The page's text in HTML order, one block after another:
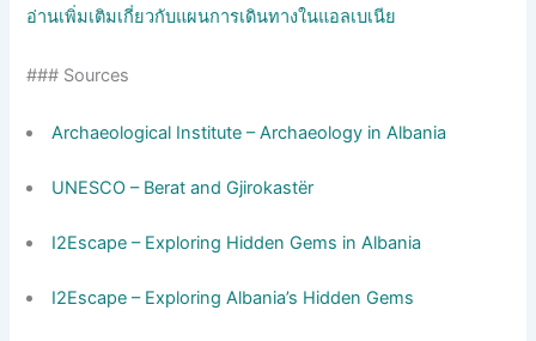
อ่านเพิ่มเติมเกี่ยวกับแผนการเดินทางในแอลเบเนีย
### Sources
Archaeological Institute – Archaeology in Albania
UNESCO – Berat and Gjirokastër
I2Escape – Exploring Hidden Gems in Albania
I2Escape – Exploring Albania’s Hidden Gems